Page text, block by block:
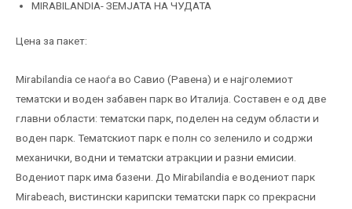
MIRABILANDIA- ЗЕМЈАТА НА ЧУДАТА
Цена за пакет:
Mirabilandia се наоѓа во Савио (Равена) и е најголемиот
тематски и воден забавен парк во Италија. Составен е од две
главни области: тематски парк, поделен на седум области и
воден парк. Тематскиот парк е полн со зеленило и содржи
механички, водни и тематски атракции и разни емисии.
Водениот парк има базени. До Mirabilandia е водениот парк
Mirabeach, вистински карипски тематски парк со прекрасни